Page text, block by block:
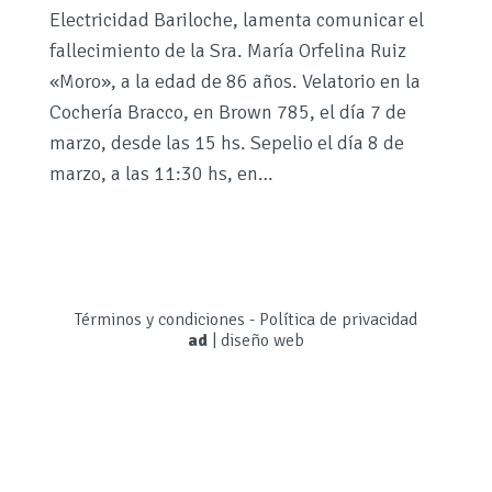
Electricidad Bariloche, lamenta comunicar el
fallecimiento de la Sra. María Orfelina Ruiz
«Moro», a la edad de 86 años. Velatorio en la
Cochería Bracco, en Brown 785, el día 7 de
marzo, desde las 15 hs. Sepelio el día 8 de
marzo, a las 11:30 hs, en…
Términos y condiciones - Política de privacidad
ad diseño web